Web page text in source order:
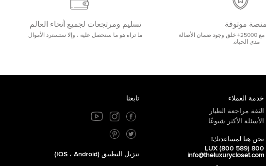
منصة موثوقة
صفيحة موثوقة وآمنة مع 25000+ خلق وجود ضمان الأصالة
مدى الحياة.
تسليم ومرتجعات لجميع أنحاء العالم
ما تراه هو ما ستحصل عليه ، وإلا ستسترد الأموال
خدمة العملاء
الثقة مراجعة الطيار
الأسئلة الأكثر شيوعًا
نحن هنا لمساعدتك!
800 LUX (800 589)
info@theluxurycloset.com
تابعنا
تنزيل التطبيق (iOS ، Android)